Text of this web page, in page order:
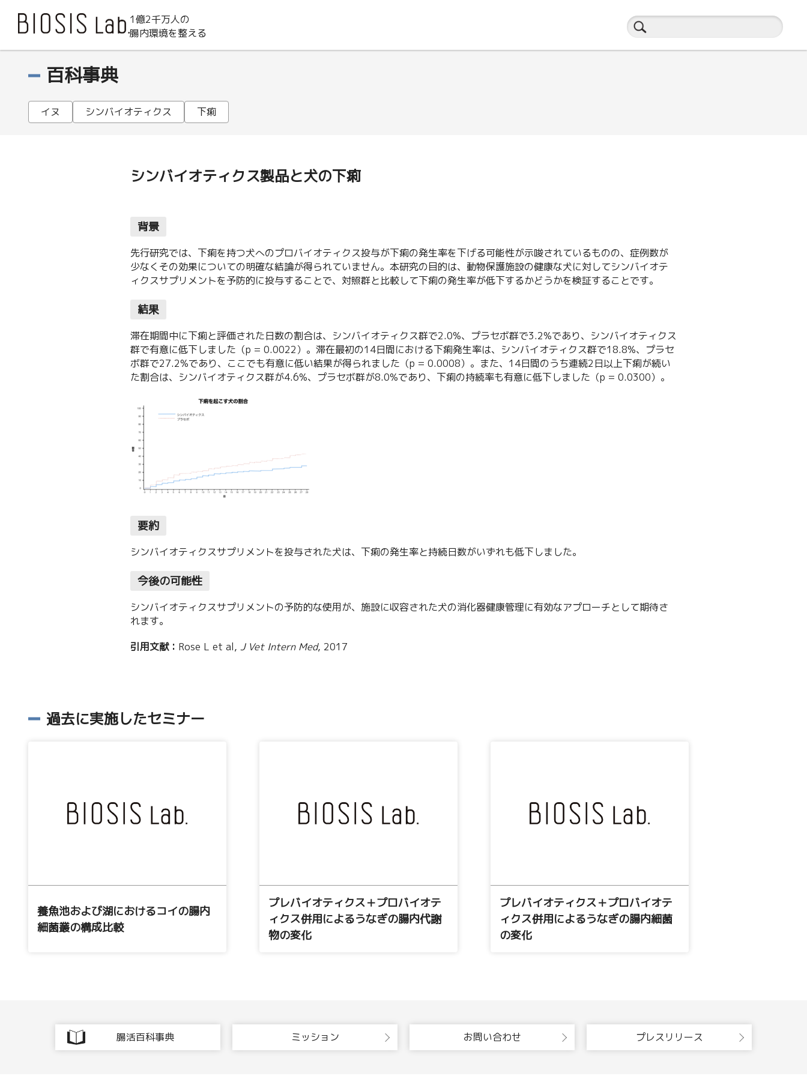
1億2千万人の
腸内環境を整える
百科事典
イヌ シンバイオティクス 下痢
シンバイオティクス製品と犬の下痢
背景
先行研究では、下痢を持つ犬へのプロバイオティクス投与が下痢の発生率を下げる可能性が示唆されているものの、症例数が
少なくその効果についての明確な結論が得られていません。本研究の目的は、動物保護施設の健康な犬に対してシンバイオテ
ィクスサプリメントを予防的に投与することで、対照群と比較して下痢の発生率が低下するかどうかを検証することです。
結果
滞在期間中に下痢と評価された日数の割合は、シンバイオティクス群で2.0%、プラセボ群で3.2%であり、シンバイオティクス
群で有意に低下しました（p = 0.0022）。滞在最初の14日間における下痢発生率は、シンバイオティクス群で18.8%、プラセ
ボ群で27.2%であり、ここでも有意に低い結果が得られました（p = 0.0008）。また、14日間のうち連続2日以上下痢が続い
た割合は、シンバイオティクス群が4.6%、プラセボ群が8.0%であり、下痢の持続率も有意に低下しました（p = 0.0300）。
要約
シンバイオティクスサプリメントを投与された犬は、下痢の発生率と持続日数がいずれも低下しました。
今後の可能性
シンバイオティクスサプリメントの予防的な使用が、施設に収容された犬の消化器健康管理に有効なアプローチとして期待さ
れます。
引用文献： Rose L et al, J Vet Intern Med, 2017
過去に実施したセミナー
養魚池および湖におけるコイの腸内
細菌叢の構成比較
プレバイオティクス＋プロバイオテ
ィクス併用によるうなぎの腸内代謝
物の変化
プレバイオティクス＋プロバイオテ
ィクス併用によるうなぎの腸内細菌
の変化
腸活百科事典 ミッション お問い合わせ プレスリリース